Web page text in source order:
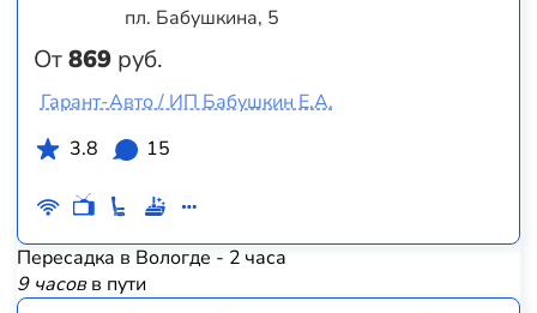
От869 руб.
пл. Бабушкина, 5
Гарант-Авто / ИП Бабушкин Е.А.
3.8
15
Пересадка в Вологде - 2 часа
9 часовв пути